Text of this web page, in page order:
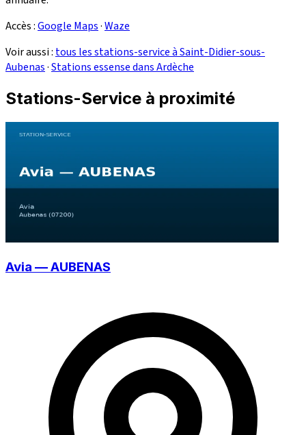
Accès :Google Maps·Waze
Voir aussi : tous les stations-service à Saint-Didier-sous-
Aubenas·Stations essense dans Ardèche
Stations-Service à proximité
Avia — AUBENAS